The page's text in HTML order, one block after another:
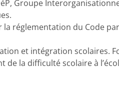
Groupe
la réglementation du Code
et intégration scolaires.
de la difficulté scolaire à